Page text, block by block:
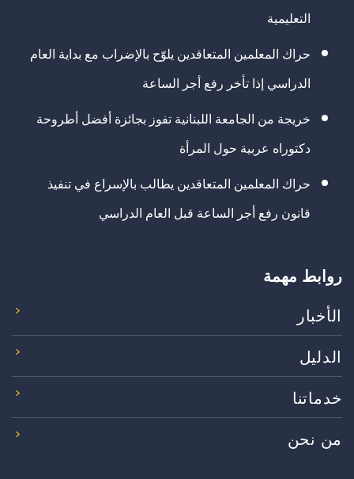
التعليمية
حراك المعلمين المتعاقدين يلوّح بالإضراب مع بداية العام
الدراسي إذا تأخر رفع أجر الساعة
خريجة من الجامعة اللبنانية تفوز بجائزة أفضل أطروحة
دكتوراه عربية حول المرأة
حراك المعلمين المتعاقدين يطالب بالإسراع في تنفيذ
قانون رفع أجر الساعة قبل العام الدراسي
روابط مهمة
الأخبار
الدليل
خدماتنا
من نحن